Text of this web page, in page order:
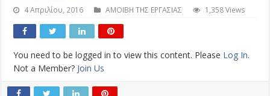
4 Απριλίου, 2016 ΑΜΟΙΒΗ ΤΗΣ ΕΡΓΑΣΙΑΣ 1,358 Views
You need to be logged in to view this content. Please Log In.
Not a Member? Join Us